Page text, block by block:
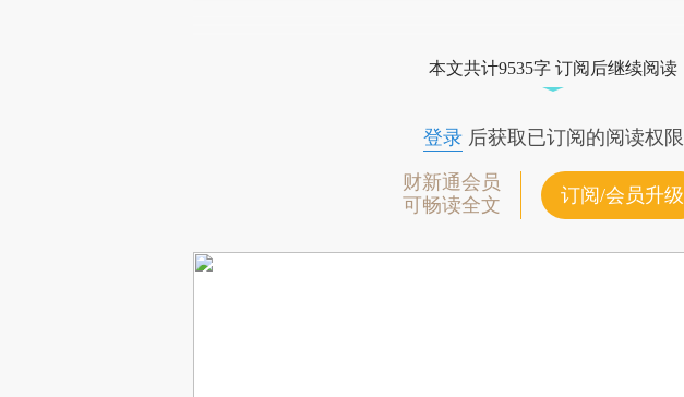
本文共计9535字 订阅后继续阅读
登录后获取已订阅的阅读权限
财新通会员
可畅读全文
订阅/会员升级